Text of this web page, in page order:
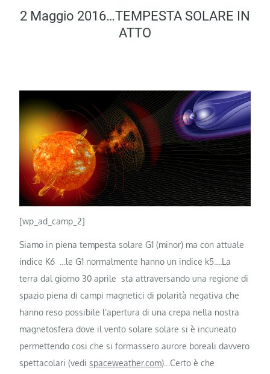
2 Maggio 2016…TEMPESTA SOLARE IN
ATTO
[wp_ad_camp_2]
Siamo in piena tempesta solare G1 (minor) ma con attuale
indice K6 …le G1 normalmente hanno un indice k5….La
terra dal giorno 30 aprile sta attraversando una regione di
spazio piena di campi magnetici di polarità negativa che
hanno reso possibile l’apertura di una crepa nella nostra
magnetosfera dove il vento solare solare si è incuneato
permettendo cosi che si formassero aurore boreali davvero
spettacolari (vedispaceweather.com)…Certo è che